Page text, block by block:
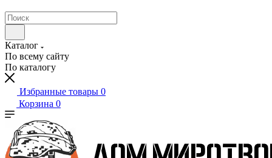
Каталог
По всему сайту
По каталогу
Избранные товары 0
Корзина 0